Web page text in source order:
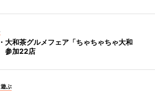
大和茶グルメフェア「ちゃちゃちゃ大和
参加22店
ぶ